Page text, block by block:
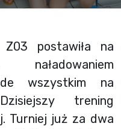
postawiła na
wszystkim na
trening
Turniej już za dwa